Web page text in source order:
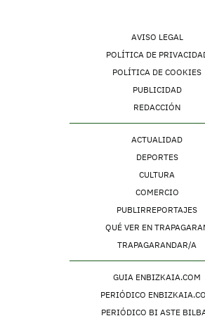
AVISO LEGAL
POLÍTICA DE
POLÍTICA DE COOKIES
PUBLICIDAD
REDACCIÓN
ACTUALIDAD
DEPORTES
CULTURA
COMERCIO
PUBLIRREPORTAJES
QUÉ VER EN
TRAPAGARANDAR/A
GUIA ENBIZKAIA.COM
PERIÓDICO
PERIÓDICO BI ASTE